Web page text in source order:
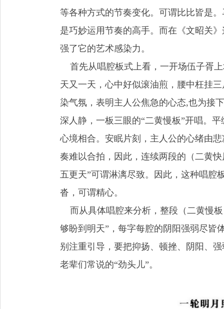
等各种方式的节奏变化。可谓比比皆是
是巧妙运用节奏的高手。而在《文昭关
强了它的艺术感染力。
首先从唱腔板式上看，一开场伍子胥
天又一天，心中好似滚油煎，腰中枉挂
染气氛，表明主人公焦急的心态,也为接
深人静，一板三眼的“二黄慢板”开唱。
心境相合。安眠片刻，主人公的心绪由
奏难以合拍，因此，连续两段的（二黄
五更天”可谓淋漓尽致。因此，这种唱腔
沓，可谓精心。
而从具体唱腔来分析，整段（二黄慢
够盼到明天”，每字每腔的阴阳强弱尽皆
别注重引导，要把抑扬、顿挫、阴阳、
老辈们常说的“劲头儿”。